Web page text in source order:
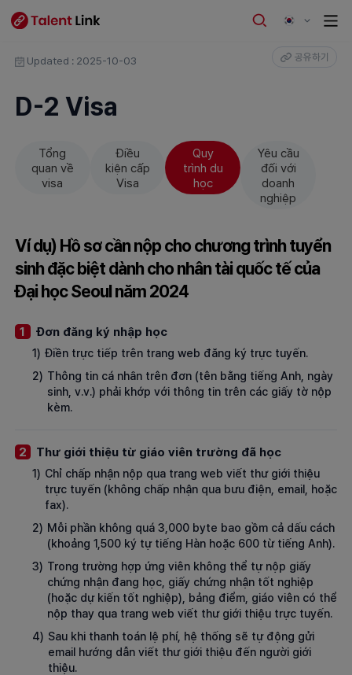
Updated : 2025-10-03 공유하기
D-2 Visa
Tổng
quan về
visa
Điều
kiện cấp
Visa
Quy
trình du
học
Yêu cầu
đối với
doanh
nghiệp
Ví dụ) Hồ sơ cần nộp cho chương trình tuyển
sinh đặc biệt dành cho nhân tài quốc tế của
Đại học Seoul năm 2024
1 Đơn đăng ký nhập học
1) Điền trực tiếp trên trang web đăng ký trực tuyến.
2) Thông tin cá nhân trên đơn (tên bằng tiếng Anh, ngày
sinh, v.v.) phải khớp với thông tin trên các giấy tờ nộp
kèm.
2 Thư giới thiệu từ giáo viên trường đã học
1) Chỉ chấp nhận nộp qua trang web viết thư giới thiệu
trực tuyến (không chấp nhận qua bưu điện, email, hoặc
fax).
2) Mỗi phần không quá 3,000 byte bao gồm cả dấu cách
(khoảng 1,500 ký tự tiếng Hàn hoặc 600 từ tiếng Anh).
3) Trong trường hợp ứng viên không thể tự nộp giấy
chứng nhận đang học, giấy chứng nhận tốt nghiệp
(hoặc dự kiến tốt nghiệp), bảng điểm, giáo viên có thể
nộp thay qua trang web viết thư giới thiệu trực tuyến.
4) Sau khi thanh toán lệ phí, hệ thống sẽ tự động gửi
email hướng dẫn viết thư giới thiệu đến người giới
thiệu.